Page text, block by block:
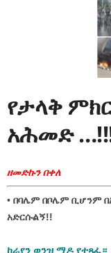
የታላቅ
አሕመድ
ዘመድኩን በቀለ
• በባሌም በቦሌም ቢሆንም
አድርሱልኝ!!
ከራየን ወንዝ ማዶ የተጻፈ።